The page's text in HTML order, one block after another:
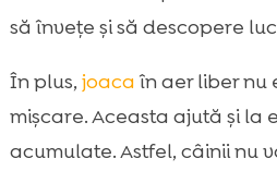
să învețe și să descopere
În plus, joaca în aer liber nu
mișcare. Aceasta ajută și la
acumulate. Astfel, câinii nu